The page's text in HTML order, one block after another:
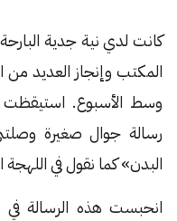
كانت لدي نية جدية
المكتب وإنجاز العديد من
وسط الأسبوع. استيقظت
رسالة جوال صغيرة
البدن» كما نقول في اللهجة
انحبست هذه الرسالة